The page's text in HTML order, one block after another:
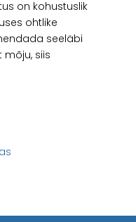
on kohustuslik
ohtlike
seeläbi
mõju, siis